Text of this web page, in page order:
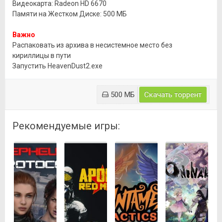
Видеокарта: Radeon HD 6670
Памяти на Жестком Диске: 500 МБ
Важно
Распаковать из архива в несистемное место без
кириллицы в пути
Запустить HeavenDust2.exe
500 МБ Скачать торрент
Рекомендуемые игры: